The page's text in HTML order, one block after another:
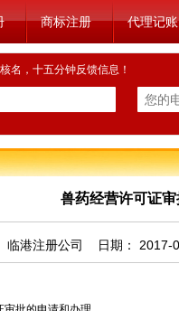
商标注册 代理记账
名，十五分钟反馈信息！
兽药经营许可证
临港注册公司 日期： 2017-